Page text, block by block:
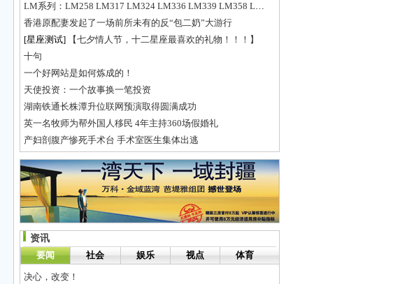
LM系列：LM258 LM317 LM324 LM336 LM339 LM358 LM386 LM393
香港原配妻发起了一场前所未有的反“包二奶”大游行
[星座测试]
【七夕情人节，十二星座最喜欢的礼物！！！】
十句
一个好网站是如何炼成的！
天使投资：一个故事换一笔投资
湖南铁通长株潭升位联网预演取得圆满成功
英一名牧师为帮外国人移民 4年主持360场假婚礼
产妇剖腹产惨死手术台 手术室医生集体出逃
资讯
要闻
社会 娱乐 视点 体育
决心，改变！